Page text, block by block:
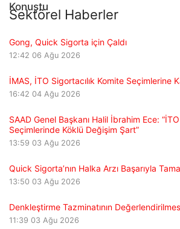
Konuştu
Sektörel Haberler
Gong, Quick Sigorta için Çaldı
12:42 06 Ağu 2026
İMAS, İTO Sigortacılık Komite Seçimlerine
16:42 04 Ağu 2026
SAAD Genel Başkanı Halil İbrahim Ece:
Seçimlerinde Köklü Değişim Şart”
13:59 03 Ağu 2026
Quick Sigorta’nın Halka Arzı Başarıyla
13:50 03 Ağu 2026
Denkleştirme Tazminatının
11:39 03 Ağu 2026